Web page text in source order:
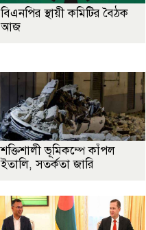
বিএনপির স্থায়ী কমিটির বৈঠক
আজ
শক্তিশালী ভূমিকম্পে কাঁপল
ইতালি, সতর্কতা জারি